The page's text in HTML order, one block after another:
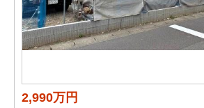
2,990万円